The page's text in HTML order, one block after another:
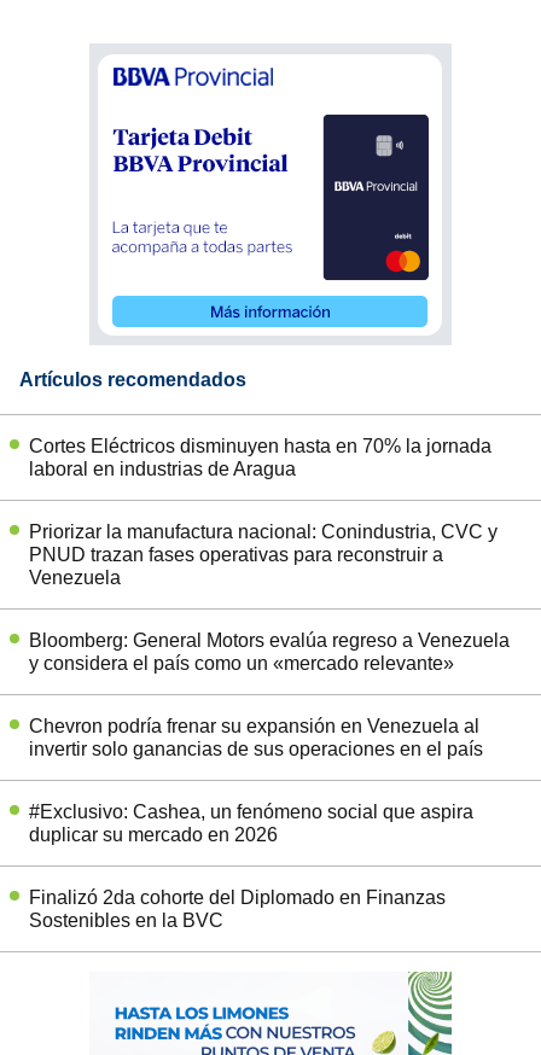
Artículos recomendados
Cortes Eléctricos disminuyen hasta en 70% la jornada
laboral en industrias de Aragua
Priorizar la manufactura nacional: Conindustria, CVC y
PNUD trazan fases operativas para reconstruir a
Venezuela
Bloomberg: General Motors evalúa regreso a Venezuela
y considera el país como un «mercado relevante»
Chevron podría frenar su expansión en Venezuela al
invertir solo ganancias de sus operaciones en el país
#Exclusivo: Cashea, un fenómeno social que aspira
duplicar su mercado en 2026
Finalizó 2da cohorte del Diplomado en Finanzas
Sostenibles en la BVC